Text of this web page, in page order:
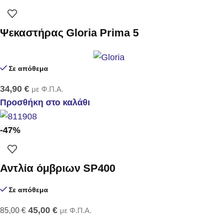
Ψεκαστήρας Gloria Prima 5
Σε απόθεμα
34,90 € με Φ.Π.Α.
Προσθήκη στο καλάθι
-47%
Αντλία όμβριων SP400
Σε απόθεμα
85,00€ 45,00 € με Φ.Π.Α.